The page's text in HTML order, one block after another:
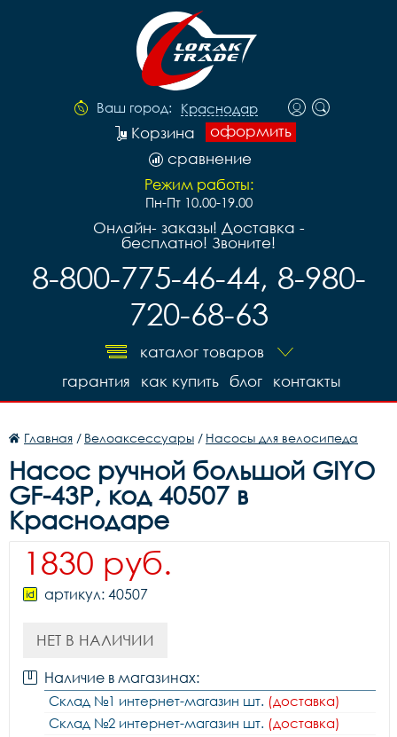
Ваш город: Краснодар
оформить
Корзина
сравнение
Режим работы:
Пн-Пт 10.00-19.00
Онлайн- заказы! Доставка -
бесплатно! Звоните!
8-800-775-46-44, 8-980-
720-68-63
каталог товаров
контакты
блог
как купить
гарантия
Главная / Велоаксессуары / Насосы для велосипеда
Насос ручной большой GIYO
GF-43P, код 40507 в
Краснодаре
1830 руб.
артикул: 40507
НЕТ В НАЛИЧИИ
Наличие в магазинах:
Склад №1 интернет-магазин шт. (доставка)
Склад №2 интернет-магазин шт. (доставка)